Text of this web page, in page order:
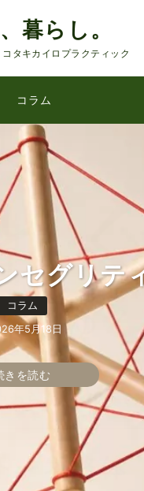
暮らし。
タキカイロプラクティック
コラム
どけてゆ
コラム
年5月29日
きを読む
セグリテ
コラム
年5月18日
きを読む
本当の話
コラム
年5月16日
きを読む